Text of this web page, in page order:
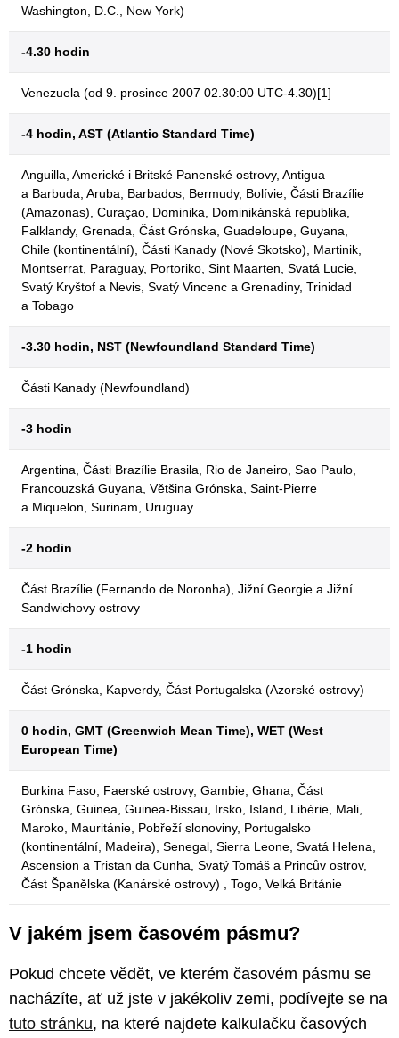
Washington, D.C., New York)
-4.30 hodin
Venezuela (od 9. prosince 2007 02.30:00 UTC-4.30)[1]
-4 hodin, AST (Atlantic Standard Time)
Anguilla, Americké i Britské Panenské ostrovy, Antigua
a Barbuda, Aruba, Barbados, Bermudy, Bolívie, Části Brazílie
(Amazonas), Curaçao, Dominika, Dominikánská republika,
Falklandy, Grenada, Část Grónska, Guadeloupe, Guyana,
Chile (kontinentální), Části Kanady (Nové Skotsko), Martinik,
Montserrat, Paraguay, Portoriko, Sint Maarten, Svatá Lucie,
Svatý Kryštof a Nevis, Svatý Vincenc a Grenadiny, Trinidad
a Tobago
-3.30 hodin, NST (Newfoundland Standard Time)
Části Kanady (Newfoundland)
-3 hodin
Argentina, Části Brazílie Brasila, Rio de Janeiro, Sao Paulo,
Francouzská Guyana, Většina Grónska, Saint-Pierre
a Miquelon, Surinam, Uruguay
-2 hodin
Část Brazílie (Fernando de Noronha), Jižní Georgie a Jižní
Sandwichovy ostrovy
-1 hodin
Část Grónska, Kapverdy, Část Portugalska (Azorské ostrovy)
0 hodin, GMT (Greenwich Mean Time), WET (West
European Time)
Burkina Faso, Faerské ostrovy, Gambie, Ghana, Část
Grónska, Guinea, Guinea-Bissau, Irsko, Island, Libérie, Mali,
Maroko, Mauritánie, Pobřeží slonoviny, Portugalsko
(kontinentální, Madeira), Senegal, Sierra Leone, Svatá Helena,
Ascension a Tristan da Cunha, Svatý Tomáš a Princův ostrov,
Část Španělska (Kanárské ostrovy) , Togo, Velká Británie
V jakém jsem časovém pásmu?
Pokud chcete vědět, ve kterém časovém pásmu se
nacházíte, ať už jste v jakékoliv zemi, podívejte se na
tuto stránku, na které najdete kalkulačku časových